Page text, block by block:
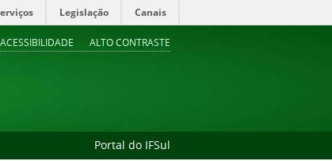
Legislação Canais
ACESSIBILIDADE ALTO CONTRASTE
Portal do IFSul